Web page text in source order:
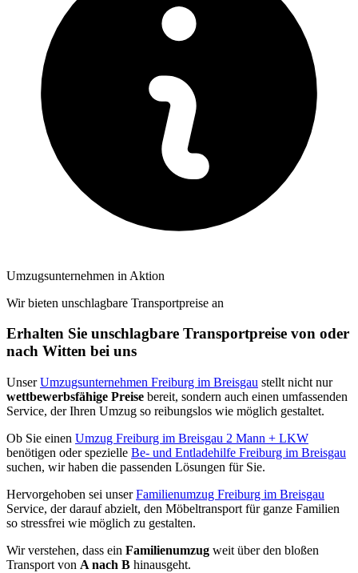
Umzugsunternehmen in Aktion
Wir bieten unschlagbare Transportpreise an
Erhalten Sie unschlagbare Transportpreise von oder
nach Witten bei uns
UnserUmzugsunternehmen Freiburg im Breisgau stellt nicht nur
wettbewerbsfähige Preise bereit, sondern auch einen umfassenden
Service, der Ihren Umzug so reibungslos wie möglich gestaltet.
Ob Sie einen Umzug Freiburg im Breisgau 2 Mann + LKW
benötigen oder spezielle Be- und Entladehilfe Freiburg im Breisgau
suchen, wir haben die passenden Lösungen für Sie.
Hervorgehoben sei unserFamilienumzug Freiburg im Breisgau
Service, der darauf abzielt, den Möbeltransport für ganze Familien
so stressfrei wie möglich zu gestalten.
Wir verstehen, dass ein Familienumzug weit über den bloßen
Transport von A nach B hinausgeht.